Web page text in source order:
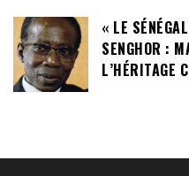
« LE
SENGHOR :
L’HÉRITAGE